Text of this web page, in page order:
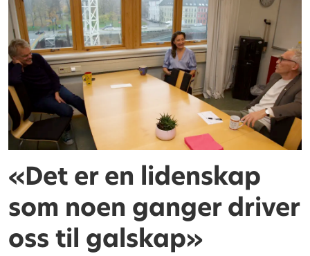
«Det er en lidenskap
som noen ganger driver
oss til galskap»